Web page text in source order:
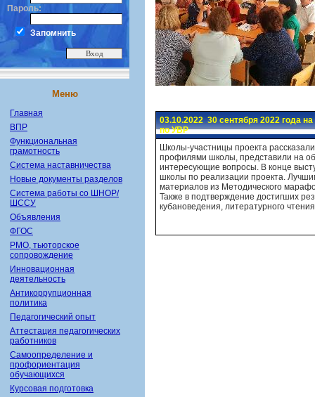
Пароль:
Запомнить
Меню
Главная
ВПР
Функциональная
грамотность
Система наставничества
Новые документы разделов
Система работы со ШНОР/
ШССУ
Объявления
ФГОС
РМО, тьюторское
сопровождение
Инновационная
деятельность
Антикоррупционная
политика
Педагогический опыт
Аттестация педагогических
работников
Самоопределение и
профориентация
обучающихся
Курсовая подготовка
03.10.2022 30 сентября 2022 года
по УВР
Школы-участницы проекта
профилями школы, представили на
интересующие вопросы. В конце
школы по реализации проекта.
материалов из Методического
Также в подтверждение достигших
кубановедения, литературного